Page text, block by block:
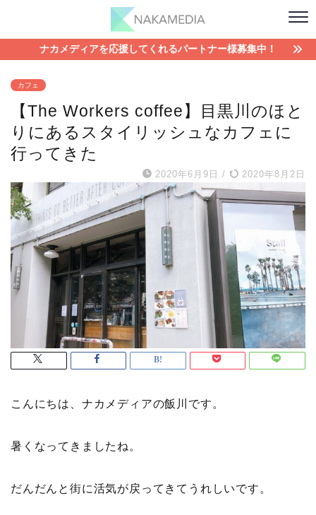
ナカメディアを応援してくれるパートナー様募集中！
カフェ
【The Workers coffee】目黒川のほと
りにあるスタイリッシュなカフェに
行ってきた
2020年6月9日 / 2020年8月2日
こんにちは、ナカメディアの飯川です。
暑くなってきましたね。
だんだんと街に活気が戻ってきてうれしいです。